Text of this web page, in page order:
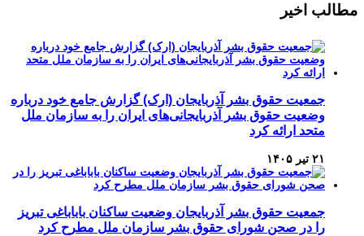
مطالب اخیر
جمعیت حقوق بشر آذربایجان (ارک) گزارش جامع خود درباره
وضعیت حقوق بشر آذربایجانی‌های ایران را به سازمان ملل
متحد ارائه کرد
۲۱ تیر ۱۴۰۵
جمعیت حقوق بشر آذربایجان وضعیت ساکنان باباباغی تبریز
را در صحن شورای حقوق بشر سازمان ملل مطرح کرد